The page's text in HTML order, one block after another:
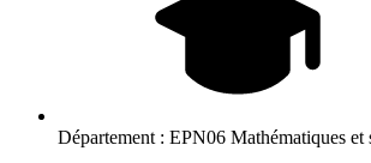
Département : EPN06 Mathématiques et